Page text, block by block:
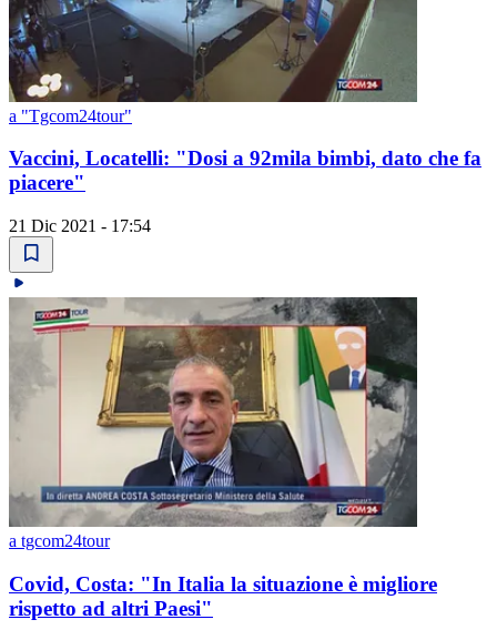
a "Tgcom24tour"
Vaccini, Locatelli: "Dosi a 92mila bimbi, dato che fa
piacere"
21 Dic 2021 - 17:54
a tgcom24tour
Covid, Costa: "In Italia la situazione è migliore
rispetto ad altri Paesi"